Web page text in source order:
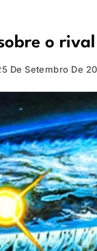
o rival
De Setembro De